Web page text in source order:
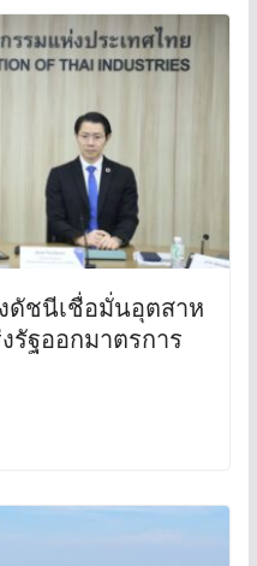
ดัชนีเชื่อมั่นอุตสาห
รัฐออกมาตรการ